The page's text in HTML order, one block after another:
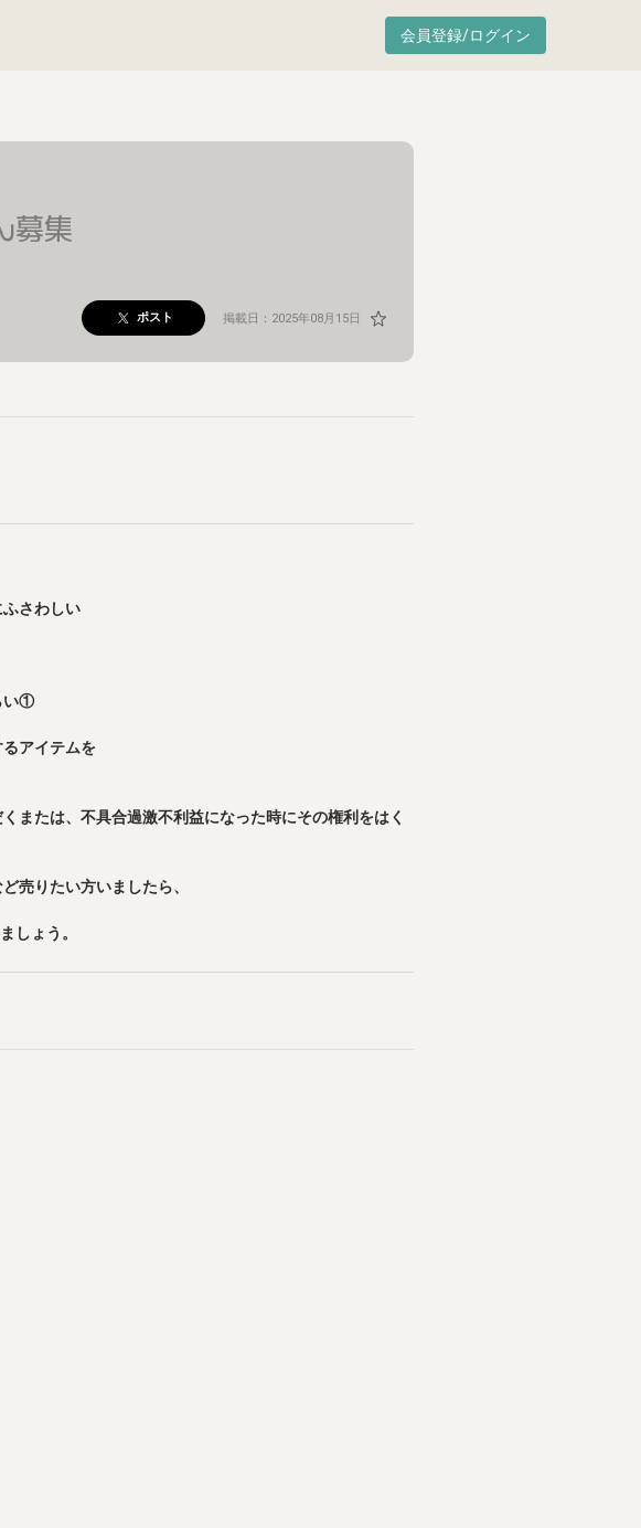
会員登録/ログイン
募集
ポスト 掲載日： 2025年08月15日
さわしい
い①
アイテムを
たは、不具合過激不利益になった時にその権利をはく
売りたい方いましたら、
しょう。